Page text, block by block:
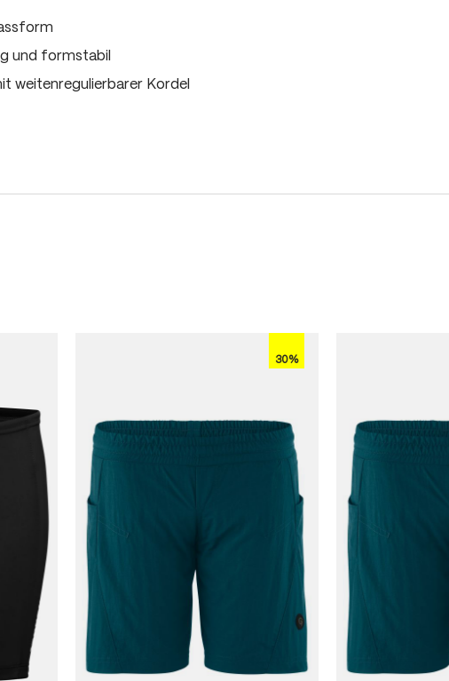
und formstabil
weitenregulierbarer Kordel
30%